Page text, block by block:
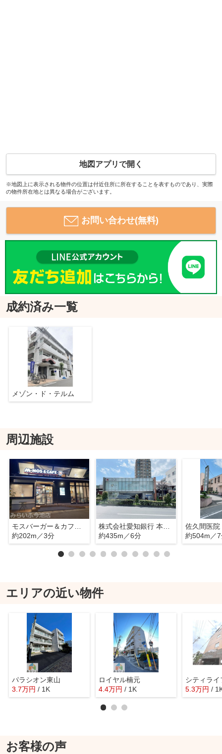
地図アプリで開く
※地図上に表示される物件の位置は付近住所に所在することを表すものであり、実際
の物件所在地とは異なる場合がございます。
お問い合わせ(無料)
成約済み一覧
メゾン・ド・テルム
周辺施設
約202m／3分
約435m／6分
佐久間医院
約504m／
エリアの近い物件
パラシオン東山
3.7万円 / 1K
ロイヤル楠元
4.4万円 / 1K
シティラ
5.3万円 /
お客様の声